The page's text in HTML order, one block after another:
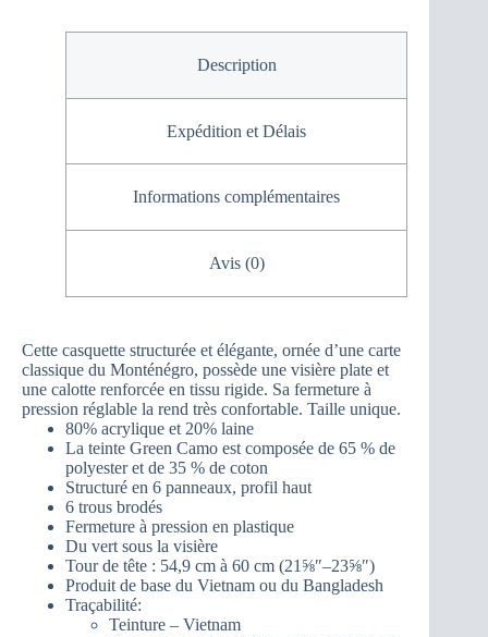
Description
Expédition et Délais
Informations complémentaires
Avis (0)
Cette casquette structurée et élégante, ornée d’une carte
classique du Monténégro, possède une visière plate et
une calotte renforcée en tissu rigide. Sa fermeture à
pression réglable la rend très confortable. Taille unique.
80% acrylique et 20% laine
La teinte Green Camo est composée de 65 % de
polyester et de 35 % de coton
Structuré en 6 panneaux, profil haut
6 trous brodés
Fermeture à pression en plastique
Du vert sous la visière
Tour de tête : 54,9 cm à 60 cm (21⅝″–23⅝″)
Produit de base du Vietnam ou du Bangladesh
Traçabilité:
Teinture – Vietnam